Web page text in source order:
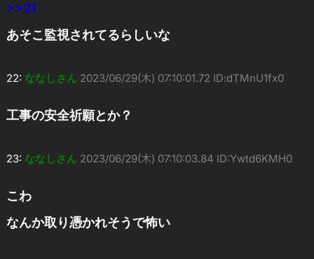
>>21
あそこ監視されてるらしいな
22: ななしさん 2023/06/29(木) 07:10:01.72 ID:dTMnU1fx0
工事の安全祈願とか？
23: ななしさん 2023/06/29(木) 07:10:03.84 ID:Ywtd6KMH0
こわ
なんか取り憑かれそうで怖い